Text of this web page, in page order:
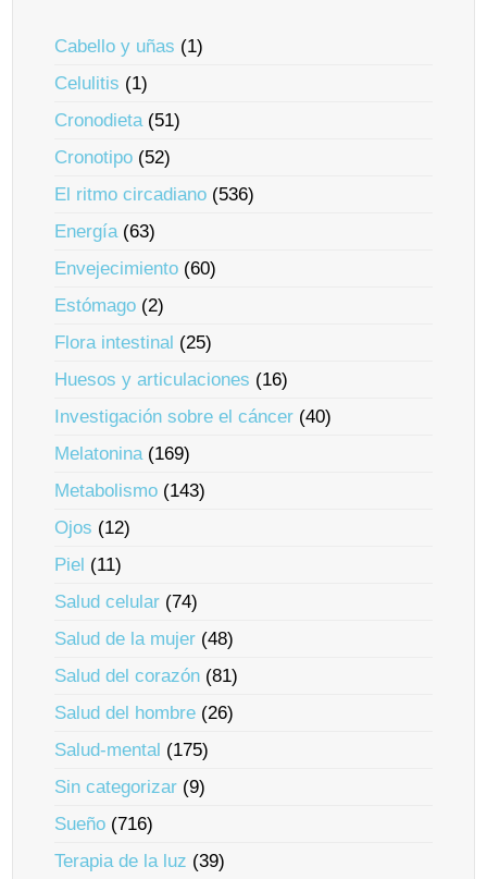
Cabello y uñas (1)
Celulitis (1)
Cronodieta(51)
Cronotipo (52)
El ritmo circadiano (536)
Energía(63)
Envejecimiento (60)
Estómago (2)
Flora intestinal (25)
Huesos y articulaciones (16)
Investigación sobre el cáncer (40)
Melatonina(169)
Metabolismo (143)
Ojos (12)
Piel (11)
Salud celular (74)
Salud de la mujer (48)
Salud del corazón (81)
Salud del hombre (26)
Salud-mental (175)
Sin categorizar (9)
Sueño (716)
Terapia de la luz (39)